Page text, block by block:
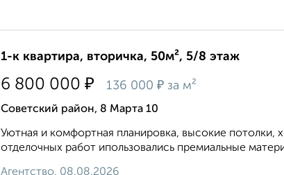
1-к квартира, вторичка, 50м², 5/8 этаж
6 800 000 ₽ 136 000 ₽ за м²
Советский район, 8 Марта 10
Уютнaя и комфоpтнaя планировкa, высокие
отделочных работ ипользовались премиальные
Агентство, 08.08.2026